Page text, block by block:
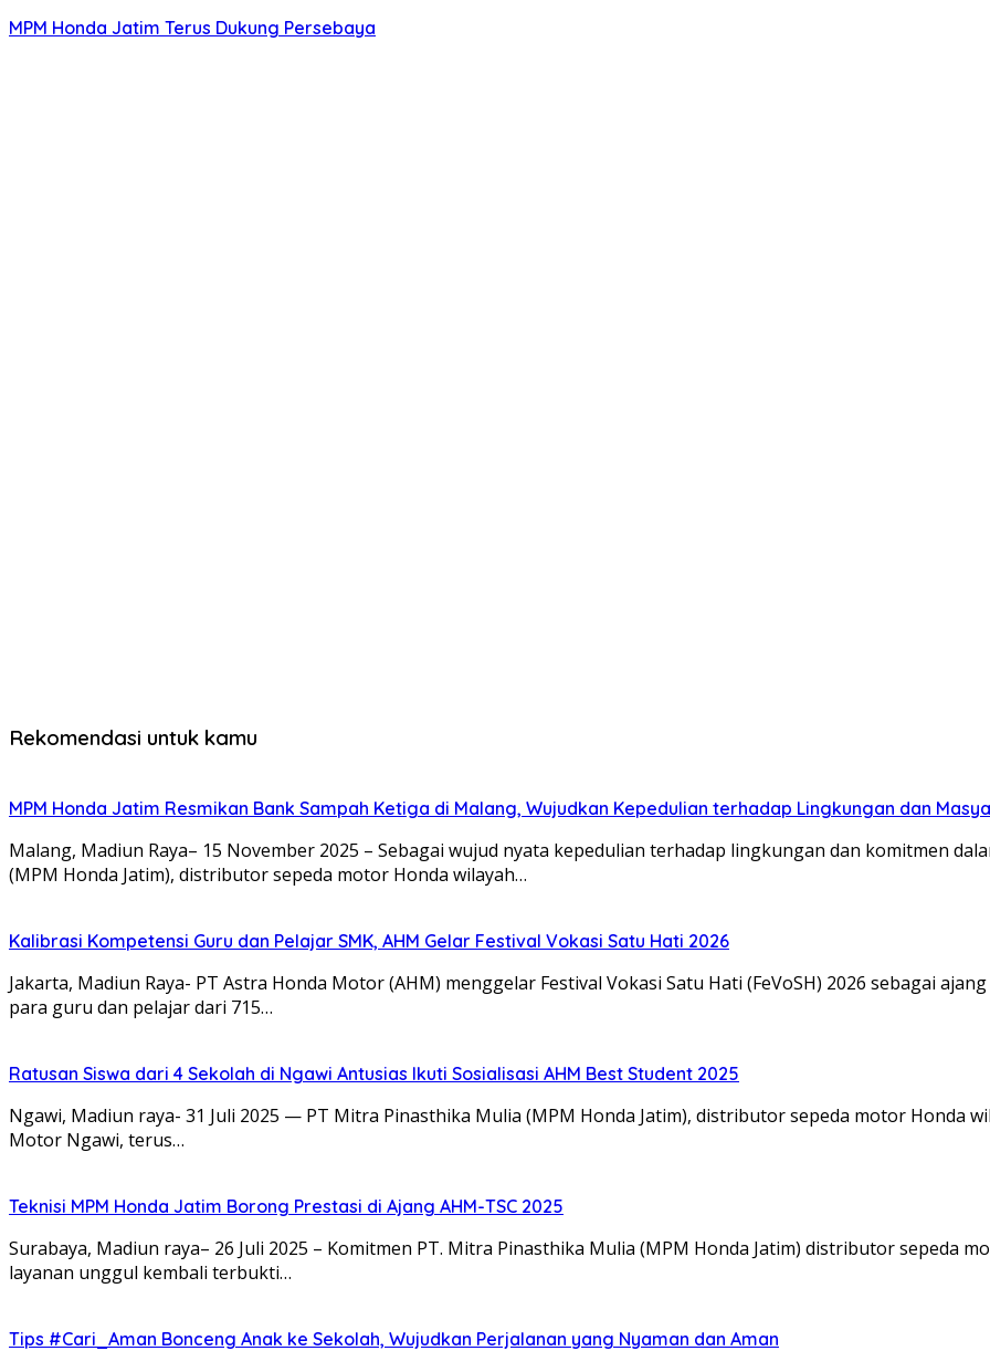
MPM Honda Jatim Terus Dukung Persebaya
Rekomendasi untuk kamu
MPM Honda Jatim Resmikan Bank Sampah Ketiga di Malang, Wujudkan Kepedulian terhadap Lingkungan dan
Malang, Madiun Raya– 15 November 2025 – Sebagai wujud nyata kepedulian terhadap lingkungan dan komitmen
(MPM Honda Jatim), distributor sepeda motor Honda wilayah…
Kalibrasi Kompetensi Guru dan Pelajar SMK, AHM Gelar Festival Vokasi Satu Hati 2026
Jakarta, Madiun Raya- PT Astra Honda Motor (AHM) menggelar Festival Vokasi Satu Hati (FeVoSH) 2026 sebagai
para guru dan pelajar dari 715…
Ratusan Siswa dari 4 Sekolah di Ngawi Antusias Ikuti Sosialisasi AHM Best Student 2025
Ngawi, Madiun raya- 31 Juli 2025 — PT Mitra Pinasthika Mulia (MPM Honda Jatim), distributor sepeda motor Honda
Motor Ngawi, terus…
Teknisi MPM Honda Jatim Borong Prestasi di Ajang AHM-TSC 2025
Surabaya, Madiun raya– 26 Juli 2025 – Komitmen PT. Mitra Pinasthika Mulia (MPM Honda Jatim) distributor sepeda
layanan unggul kembali terbukti…
Tips #Cari_Aman Bonceng Anak ke Sekolah, Wujudkan Perjalanan yang Nyaman dan Aman